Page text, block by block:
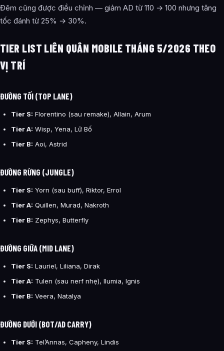
Đêm cũng được điều chỉnh — giảm AD từ 110 → 100 nhưng tăng
tốc đánh từ 25% → 30%.
TIER LIST LIÊN QUÂN MOBILE THÁNG 5/2026 THEO
VỊ TRÍ
ĐƯỜNG TỐI (TOP LANE)
Tier S: Florentino (sau remake), Allain, Arum
Tier A: Wisp, Yena, Lữ Bố
Tier B: Aoi, Astrid
ĐƯỜNG RỪNG (JUNGLE)
Tier S: Yorn (sau buff), Riktor, Errol
Tier A: Quillen, Murad, Nakroth
Tier B: Zephys, Butterfly
ĐƯỜNG GIỮA (MID LANE)
Tier S: Lauriel, Liliana, Dirak
Tier A: Tulen (sau nerf nhẹ), Ilumia, Ignis
Tier B: Veera, Natalya
ĐƯỜNG DƯỚI (BOT/AD CARRY)
Tier S: Tel’Annas, Capheny, Lindis